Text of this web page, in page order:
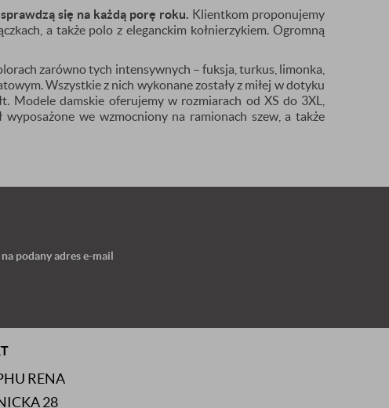
się na każdą porę roku. Klientkom proponujemy
a także polo z eleganckim kołnierzykiem. Ogromną
zarówno tych intensywnych – fuksja, turkus, limonka,
Wszystkie z nich wykonane zostały z miłej w dotyku
Modele damskie oferujemy w rozmiarach od XS do 3XL,
we wzmocniony na ramionach szew, a także
podany adres e-mail
RENA
28